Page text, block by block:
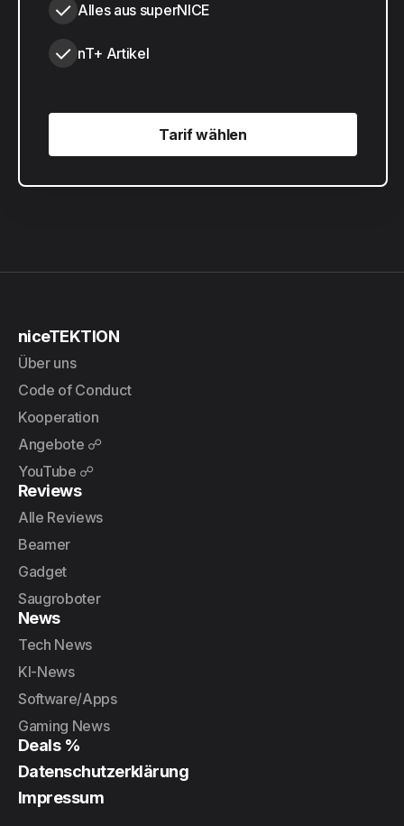
Alles aus superNICE
nT+ Artikel
Tarif wählen
Tarif wählen
niceTEKTION
Über uns
Code of Conduct
Kooperation
Angebote ☍
YouTube ☍
Reviews
Alle Reviews
Beamer
Gadget
Saugroboter
News
Tech News
KI-News
Software/Apps
Gaming News
Deals %
Datenschutzerklärung
Impressum